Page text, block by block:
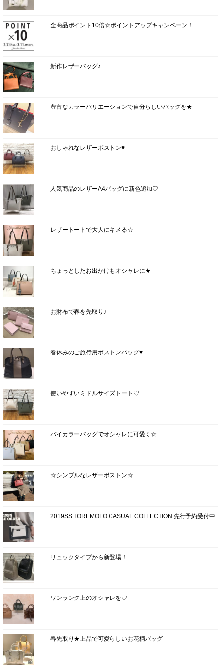
全商品ポイント10倍☆ポイントアップキャンペーン！
新作レザーバッグ♪
豊富なカラーバリエーションで自分らしいバッグを★
おしゃれなレザーボストン♥
人気商品のレザーA4バッグに新色追加♡
レザートートで大人にキメる☆
ちょっとしたお出かけもオシャレに★
お財布で春を先取り♪
春休みのご旅行用ボストンバッグ♥
使いやすいミドルサイズトート♡
バイカラーバッグでオシャレに可愛く☆
☆シンプルなレザーボストン☆
2019SS TOREMOLO CASUAL COLLECTION 先行予約受付中
リュックタイプから新登場！
ワンランク上のオシャレを♡
春先取り★上品で可愛らしいお花柄バッグ